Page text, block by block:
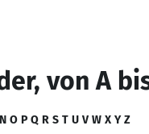
von A
N O P Q R S T U V W X Y Z